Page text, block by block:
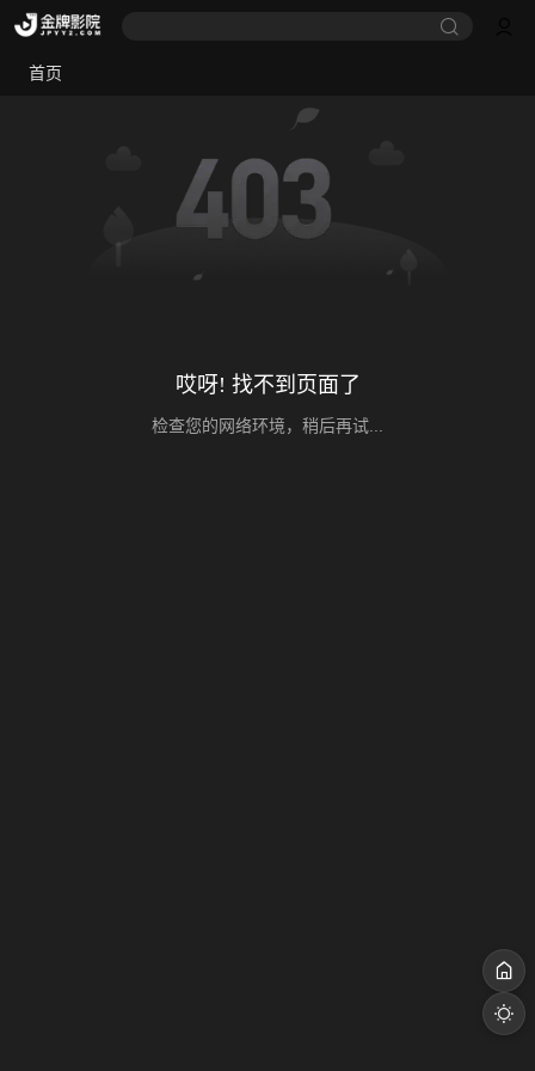
首页
哎呀! 找不到页面了
检查您的网络环境，稍后再试...